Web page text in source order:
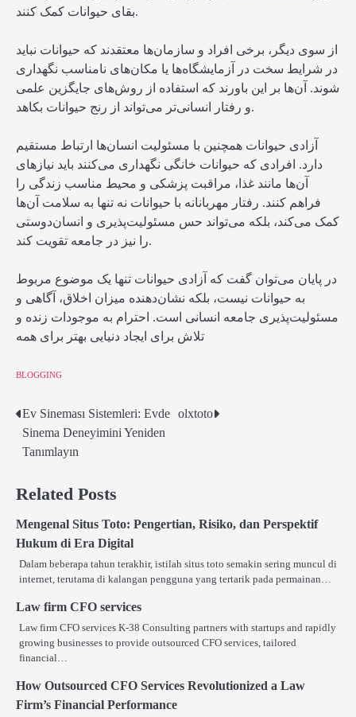
بقای حیوانات کمک کنند.
از سوی دیگر، برخی افراد و سازمان‌ها معتقدند که حیوانات نباید
در شرایط سخت در آزمایشگاه‌ها یا مکان‌های نامناسب نگهداری
شوند. آن‌ها بر این باورند که استفاده از روش‌های جایگزین علمی
و رفتار انسانی‌تر می‌تواند از رنج حیوانات بکاهد.
آزادی حیوانات همچنین با مسئولیت انسان‌ها ارتباط مستقیم
دارد. افرادی که حیوانات خانگی نگهداری می‌کنند باید نیازهای
آن‌ها مانند غذا، مراقبت پزشکی و محیط مناسب زندگی را
فراهم کنند. رفتار مهربانانه با حیوانات نه تنها به سلامت آن‌ها
کمک می‌کند، بلکه می‌تواند حس مسئولیت‌پذیری و انسان‌دوستی
را نیز در جامعه تقویت کند.
در پایان می‌توان گفت که آزادی حیوانات تنها یک موضوع مربوط
به حیوانات نیست، بلکه نشان‌دهنده میزان اخلاق، آگاهی و
مسئولیت‌پذیری جامعه انسانی است. احترام به موجودات زنده و
تلاش برای ایجاد دنیایی بهتر برای همه
BLOGGING
Post
navigation
Ev Sineması Sistemleri: Evde
Sinema Deneyimini Yeniden
Tanımlayın
olxtoto
Related Posts
Mengenal Situs Toto: Pengertian, Risiko, dan Perspektif
Hukum di Era Digital
Dalam beberapa tahun terakhir, istilah situs toto semakin sering muncul di
internet, terutama di kalangan pengguna yang tertarik pada permainan…
Law firm CFO services
Law firm CFO services K-38 Consulting partners with startups and rapidly
growing businesses to provide outsourced CFO services, tailored
financial…
How Outsourced CFO Services Revolutionized a Law
Firm’s Financial Performance